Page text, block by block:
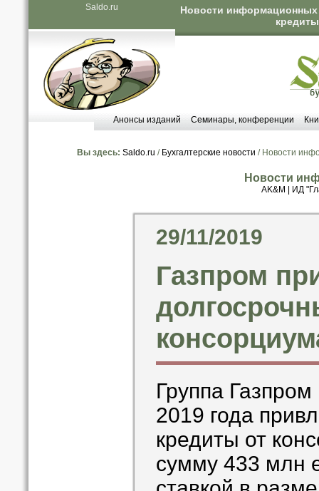
Saldo.ru
Новости информационных
Анонсы изданий Семинары, конференции
Вы здесь: Saldo.ru / Бухгалтерские новости / Новости
Новости
AK&M ИД
29/11/2019
Газпром
Группа
2019 года
кредиты от
сумму 433 млн